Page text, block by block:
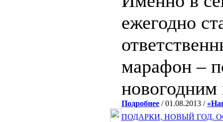
ежегодно
марафон –
новогодним
Подробнее / 01.08.2013 /
ПОДАРКИ, НОВЫЙ ГОД.